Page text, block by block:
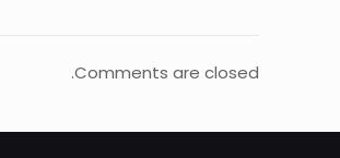
Comments are closed.